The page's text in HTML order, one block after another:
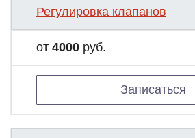
Регулировка клапанов
от 4000 руб.
Записаться